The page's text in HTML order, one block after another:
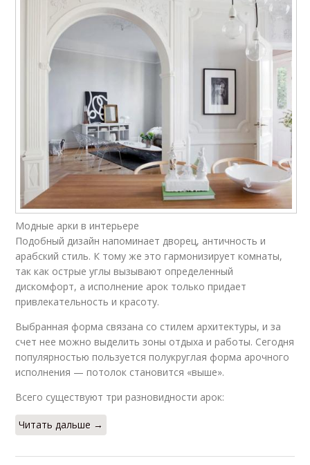
Арки в архитектуре Гипсокартонная арка
Арка в дизайне
Межкомнатная арка Арки в прихожей
Существующие арки
Арка в комнату
Пластиковые арки Свадебная арка
Модные арки в интерьере
Подобный дизайн напоминает дворец, античность и
арабский стиль. К тому же это гармонизирует комнаты,
так как острые углы вызывают определенный
дискомфорт, а исполнение арок только придает
привлекательность и красоту.
Выбранная форма связана со стилем архитектуры, и за
счет нее можно выделить зоны отдыха и работы. Сегодня
популярностью пользуется полукруглая форма арочного
исполнения — потолок становится «выше».
Всего существуют три разновидности арок:
Читать дальше →